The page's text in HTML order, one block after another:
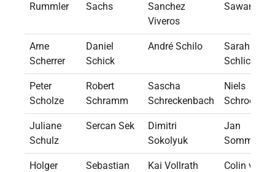
Rummler
Sachs
Sanchez
Viveros
Sawan
Arne
Scherrer
Daniel
Schick
André Schilo
Sarah
Schlichting
Peter
Scholze
Robert
Schramm
Sascha
Schreckenbach
Niels
Schroeter
Juliane
Schulz
Sercan Sek
Dimitri
Sokolyuk
Jan
Sommer
Holger
Sebastian
Kai Vollrath
Colin von